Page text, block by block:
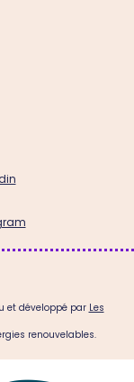
et développé par Les
renouvelables.